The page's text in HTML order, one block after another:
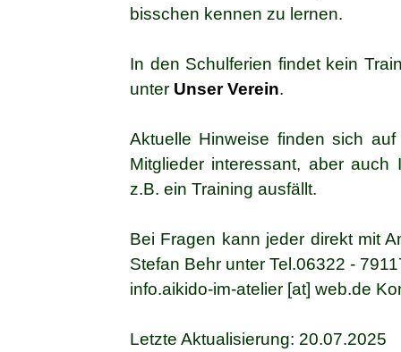
bisschen kennen zu lernen.
In den Schulferien findet kein
unter Unser Verein.
Aktuelle Hinweise finden sich
Mitglieder interessant, aber
z.B. ein Training ausfällt.
Bei Fragen kann jeder direkt mit
Stefan Behr unter Tel.06322 -
info.aikido-im-atelier [at] web.de
Letzte Aktualisierung: 20.07.2025